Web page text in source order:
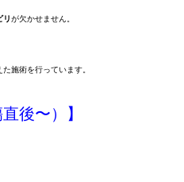
リが欠かせません。
施術を行っています。
後〜）】